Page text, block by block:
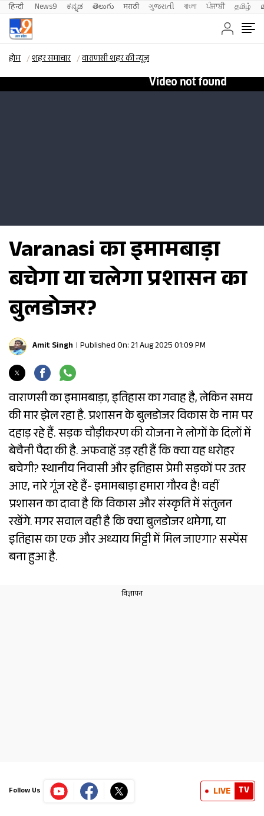
हिन्दी News9 ಕನ್ನಡ తెలుగు मराठी ગુજરાતી বাংলা ਪੰਜਾਬੀ தமிழ்
होम शहर समाचार वाराणसी शहर की न्यूज़
Varanasi का इमामबाड़ा
बचेगा या चलेगा प्रशासन का
बुलडोजर?
Amit Singh Published On: 21 Aug 2025 01:09 PM
वाराणसी का इमामबाड़ा, इतिहास का गवाह है, लेकिन समय
की मार झेल रहा है. प्रशासन के बुलडोजर विकास के नाम पर
दहाड़ रहे हैं. सड़क चौड़ीकरण की योजना ने लोगों के दिलों में
बेचैनी पैदा की है. अफवाहें उड़ रही हैं कि क्या यह धरोहर
बचेगी? स्थानीय निवासी और इतिहास प्रेमी सड़कों पर उतर
आए, नारे गूंज रहे हैं- इमामबाड़ा हमारा गौरव है! वहीं
प्रशासन का दावा है कि विकास और संस्कृति में संतुलन
रखेंगे. मगर सवाल वही है कि क्या बुलडोजर थमेगा, या
इतिहास का एक और अध्याय मिट्टी में मिल जाएगा? सस्पेंस
बना हुआ है.
Follow Us LIVE TV